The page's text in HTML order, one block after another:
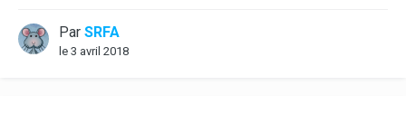
Par SRFA
le 3 avril 2018